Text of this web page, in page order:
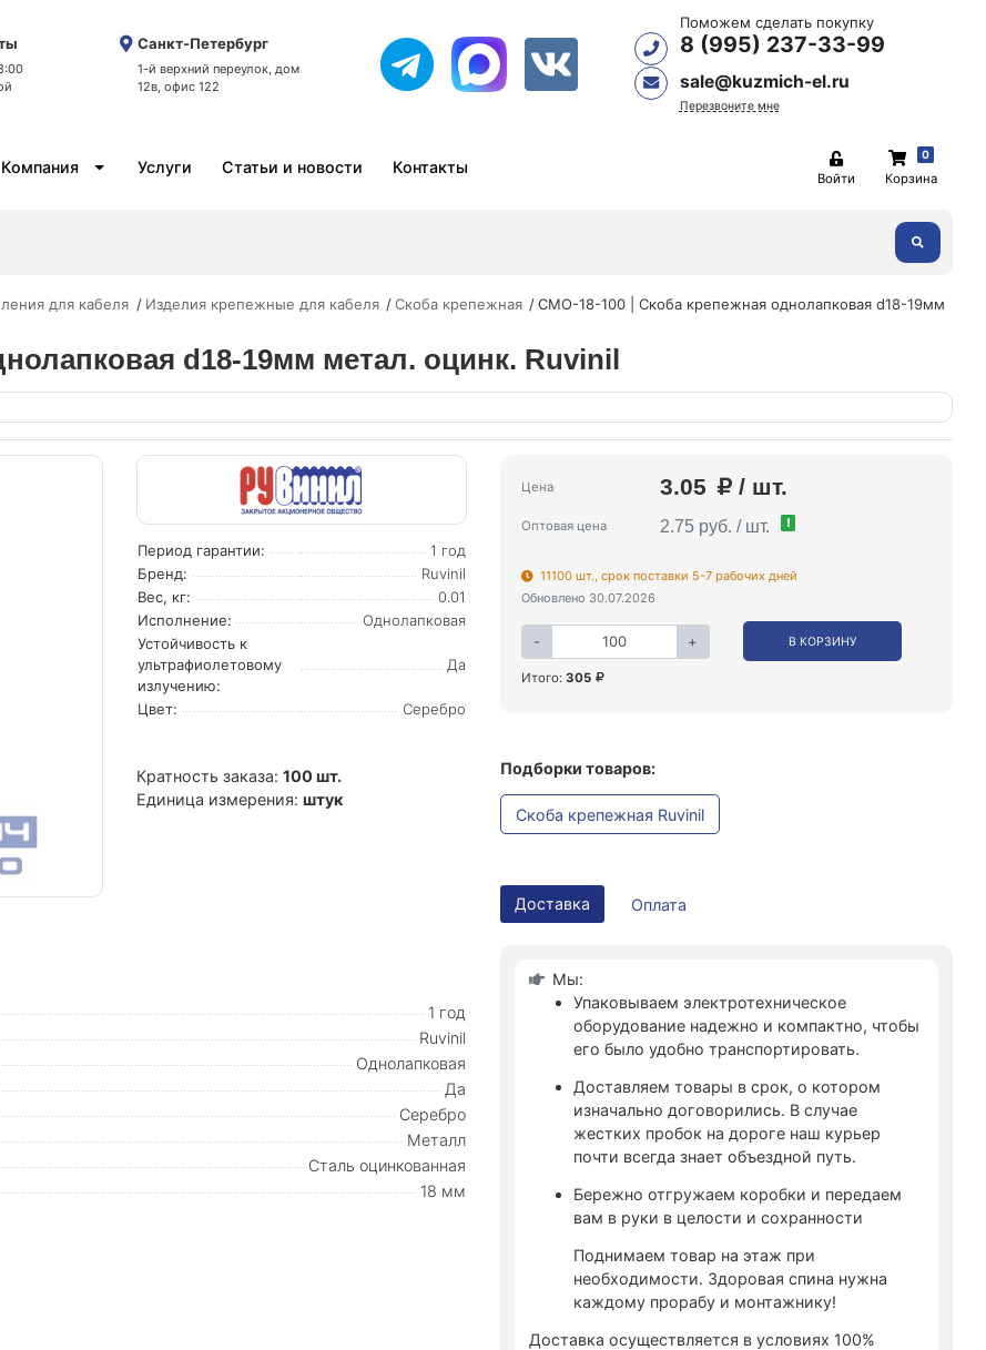
Санкт-Петербург
1-й верхний переулок, дом
12в, офис 122
Поможем сделать покупку
8 (995) 237-33-99
sale@kuzmich-el.ru
Перезвоните мне
Компания Услуги Статьи и новости Контакты
Войти
0
Корзина
для кабеля Изделия крепежные для кабеля Скоба крепежная
СМО-18-100 | Скоба крепежная однолапковая d18-19мм
d18-19мм метал. оцинк. Ruvinil
Период гарантии:
1 год
Бренд:
Ruvinil
Вес, кг:
0.01
Исполнение:
Однолапковая
Устойчивость к
ультрафиолетовому
излучению:
Да
Цвет: Серебро
Кратность заказа: 100 шт.
Единица измерения: штук
Цена 3.05 / шт.
Оптовая цена 2.75 руб. / шт. !
11100 шт., срок поставки 5-7 рабочих дней
Обновлено 30.07.2026
- + В КОРЗИНУ
Итого: 305
Подборки товаров:
Скоба крепежная Ruvinil
Доставка Оплата
Мы:
Упаковываем электротехническое
оборудование надежно и компактно, чтобы
его было удобно транспортировать.
Доставляем товары в срок, о котором
изначально договорились. В случае
жестких пробок на дороге наш курьер
почти всегда знает объездной путь.
Бережно отгружаем коробки и передаем
вам в руки в целости и сохранности
Поднимаем товар на этаж при
необходимости. Здоровая спина нужна
каждому прорабу и монтажнику!
Доставка осуществляется в условиях 100%
1 год
Ruvinil
Однолапковая
Да
Серебро
Металл
Сталь оцинкованная
18 мм